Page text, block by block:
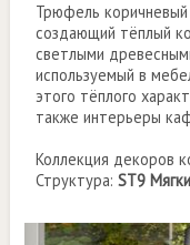
Трюфель
создающий тёплый
светлыми
используемый в
этого тёплого
также интерьеры
Коллекция декоров
Структура:ST9